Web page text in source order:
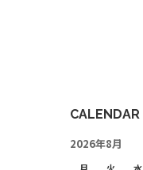
CALENDAR
2026年8月